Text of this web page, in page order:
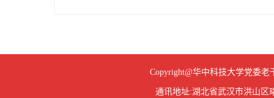
Copyright@华中科技大学党委
通讯地址:湖北省武汉市洪山区